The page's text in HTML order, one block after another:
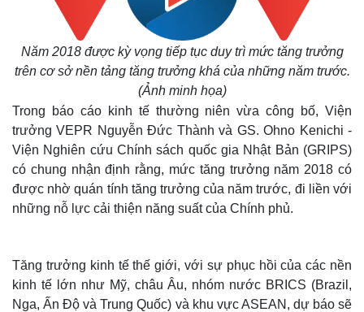
Năm 2018 được kỳ vọng tiếp tục duy trì mức tăng trưởng
trên cơ sở nền tảng tăng trưởng khá của những năm trước.
(Ảnh minh họa)
Trong báo cáo kinh tế thường niên vừa công bố, Viện
trưởng VEPR Nguyễn Đức Thành và GS. Ohno Kenichi -
Viện Nghiên cứu Chính sách quốc gia Nhật Bản (GRIPS)
có chung nhận định rằng, mức tăng trưởng năm 2018 có
được nhờ quán tính tăng trưởng của năm trước, đi liền với
những nỗ lực cải thiện năng suất của Chính phủ.
Tăng trưởng kinh tế thế giới, với sự phục hồi của các nền
kinh tế lớn như Mỹ, châu Âu, nhóm nước BRICS (Brazil,
Nga, Ấn Độ và Trung Quốc) và khu vực ASEAN, dự báo sẽ